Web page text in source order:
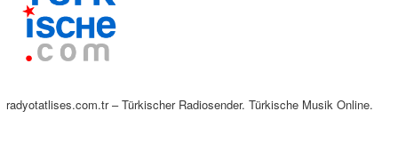
radyotatlises.com.tr – Türkischer Radiosender. Türkische Musik Online.